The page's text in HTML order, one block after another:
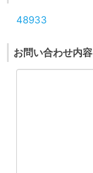
48933
お問い合わせ内容